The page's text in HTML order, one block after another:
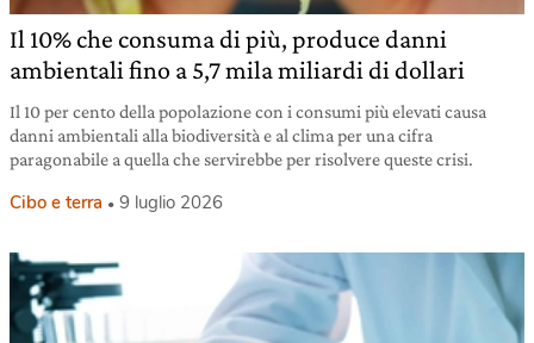
Il 10% che consuma di più, produce danni
ambientali fino a 5,7 mila miliardi di dollari
Il 10 per cento della popolazione con i consumi più elevati causa
danni ambientali alla biodiversità e al clima per una cifra
paragonabile a quella che servirebbe per risolvere queste crisi.
Cibo e terra 9 luglio 2026